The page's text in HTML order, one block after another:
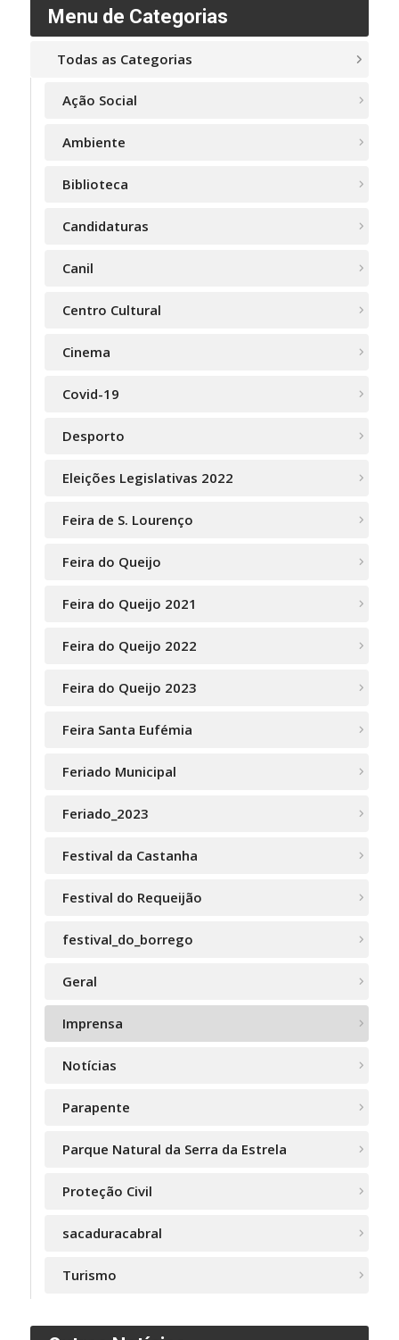
Menu de Categorias
Todas as Categorias
Ação Social
Ambiente
Biblioteca
Candidaturas
Canil
Centro Cultural
Cinema
Covid-19
Desporto
Eleições Legislativas 2022
Feira de S. Lourenço
Feira do Queijo
Feira do Queijo 2021
Feira do Queijo 2022
Feira do Queijo 2023
Feira Santa Eufémia
Feriado Municipal
Feriado_2023
Festival da Castanha
Festival do Requeijão
festival_do_borrego
Geral
Imprensa
Notícias
Parapente
Parque Natural da Serra da Estrela
Proteção Civil
sacaduracabral
Turismo